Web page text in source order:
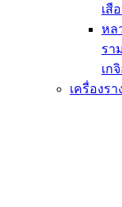
เสื
หล
รา
เก
เครื่องรา